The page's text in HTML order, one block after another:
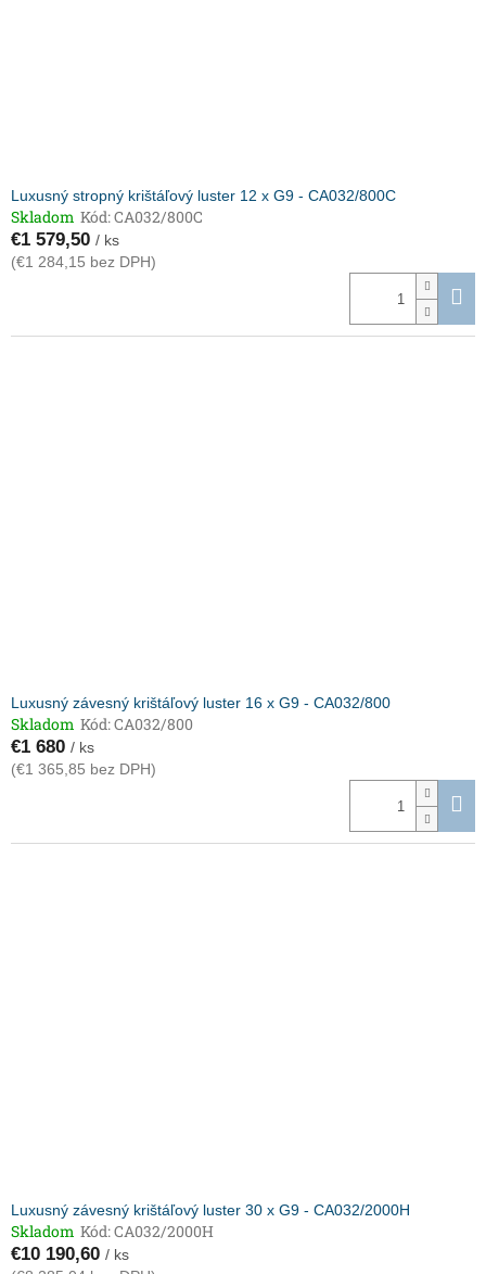
Luxusný stropný krištáľový luster 12 x G9 - CA032/800C
Skladom Kód:CA032/800C
€1 579,50 / ks
(€1 284,15 bez DPH)
Luxusný závesný krištáľový luster 16 x G9 - CA032/800
Skladom Kód:CA032/800
€1 680 / ks
(€1 365,85 bez DPH)
Luxusný závesný krištáľový luster 30 x G9 - CA032/2000H
Skladom Kód:CA032/2000H
€10 190,60 / ks